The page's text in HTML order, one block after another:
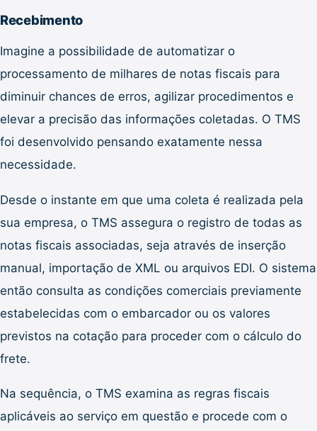
Recebimento
Imagine a possibilidade de automatizar o
processamento de milhares de notas fiscais para
diminuir chances de erros, agilizar procedimentos e
elevar a precisão das informações coletadas. O TMS
foi desenvolvido pensando exatamente nessa
necessidade.
Desde o instante em que uma coleta é realizada pela
sua empresa, o TMS assegura o registro de todas as
notas fiscais associadas, seja através de inserção
manual, importação de XML ou arquivos EDI. O sistema
então consulta as condições comerciais previamente
estabelecidas com o embarcador ou os valores
previstos na cotação para proceder com o cálculo do
frete.
Na sequência, o TMS examina as regras fiscais
aplicáveis ao serviço em questão e procede com o